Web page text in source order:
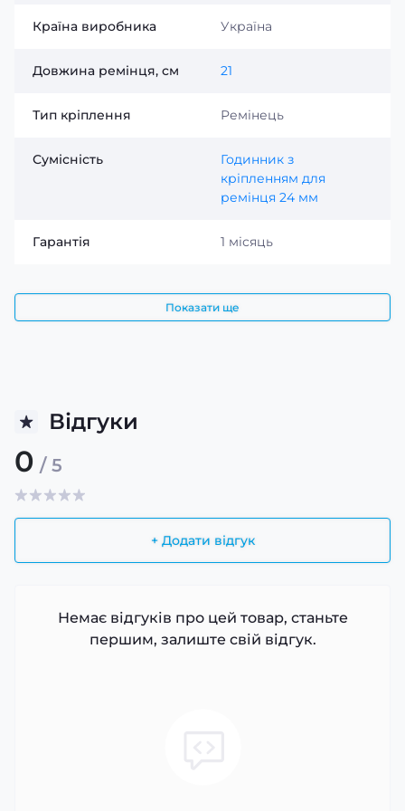
Країна виробника Україна
Довжина ремінця, см 21
Тип кріплення Ремінець
Сумісність
Годинник з
кріпленням для
ремінця 24 мм
Гарантія 1 місяць
Показати ще
Відгуки
0 / 5
+ Додати відгук
Немає відгуків про цей товар, станьте
першим, залиште свій відгук.